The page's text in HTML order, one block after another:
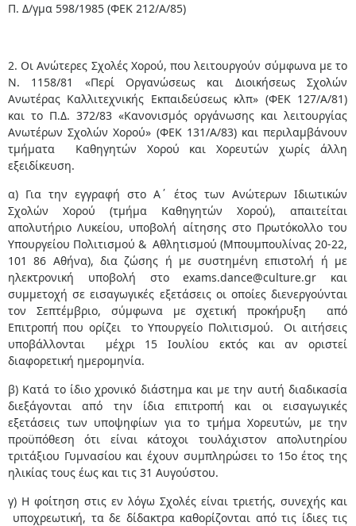
Π. Δ/γμα 598/1985 (ΦΕΚ 212/Α/85)
2. Οι Ανώτερες Σχολές Χορού, που λειτουργούν σύμφωνα με το
Ν. 1158/81 «Περί Οργανώσεως και Διοικήσεως Σχολών
Ανωτέρας Καλλιτεχνικής Εκπαιδεύσεως κλπ» (ΦΕΚ 127/Α/81)
και το Π.Δ. 372/83 «Κανονισμός οργάνωσης και λειτουργίας
Ανωτέρων Σχολών Χορού» (ΦΕΚ 131/Α/83) και περιλαμβάνουν
τμήματα Καθηγητών Χορού και Χορευτών χωρίς άλλη
εξειδίκευση.
α) Για την εγγραφή στο Α΄ έτος των Ανώτερων Ιδιωτικών
Σχολών Χορού (τμήμα Καθηγητών Χορού), απαιτείται
απολυτήριο Λυκείου, υποβολή αίτησης στο Πρωτόκολλο του
Υπουργείου Πολιτισμού & Αθλητισμού (Μπουμπουλίνας 20-22,
101 86 Αθήνα), δια ζώσης ή με συστημένη επιστολή ή με
ηλεκτρονική υποβολή στο exams.dance@culture.gr και
συμμετοχή σε εισαγωγικές εξετάσεις οι οποίες διενεργούνται
τον Σεπτέμβριο, σύμφωνα με σχετική προκήρυξη από
Επιτροπή που ορίζει το Υπουργείο Πολιτισμού. Οι αιτήσεις
υποβάλλονται μέχρι 15 Ιουλίου εκτός και αν οριστεί
διαφορετική ημερομηνία.
β) Κατά το ίδιο χρονικό διάστημα και με την αυτή διαδικασία
διεξάγονται από την ίδια επιτροπή και οι εισαγωγικές
εξετάσεις των υποψηφίων για το τμήμα Χορευτών, με την
προϋπόθεση ότι είναι κάτοχοι τουλάχιστον απολυτηρίου
τριτάξιου Γυμνασίου και έχουν συμπληρώσει το 15ο έτος της
ηλικίας τους έως και τις 31 Αυγούστου.
γ) Η φοίτηση στις εν λόγω Σχολές είναι τριετής, συνεχής και
υποχρεωτική, τα δε δίδακτρα καθορίζονται από τις ίδιες τις